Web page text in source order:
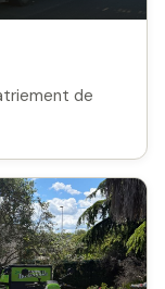
de